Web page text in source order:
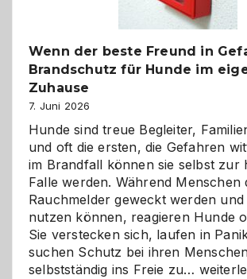
Wenn der beste Freund in
Brandschutz für Hunde im
Zuhause
7. Juni 2026
Hunde sind treue Begleiter,
und oft die ersten, die Gefahren
im Brandfall können sie selbst zur
Falle werden. Während Menschen
Rauchmelder geweckt werden
nutzen können, reagieren Hunde
Sie verstecken sich, laufen in
suchen Schutz bei ihren
selbstständig ins Freie zu… Wenn